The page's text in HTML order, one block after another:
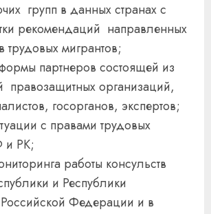
групп в данных странах с
рекомендаций направленных
трудовых мигрантов;
партнеров состоящей из
правозащитных организаций,
госорганов, экспертов;
с правами трудовых
и РК;
работы консульств
и Республики
Федерации и в